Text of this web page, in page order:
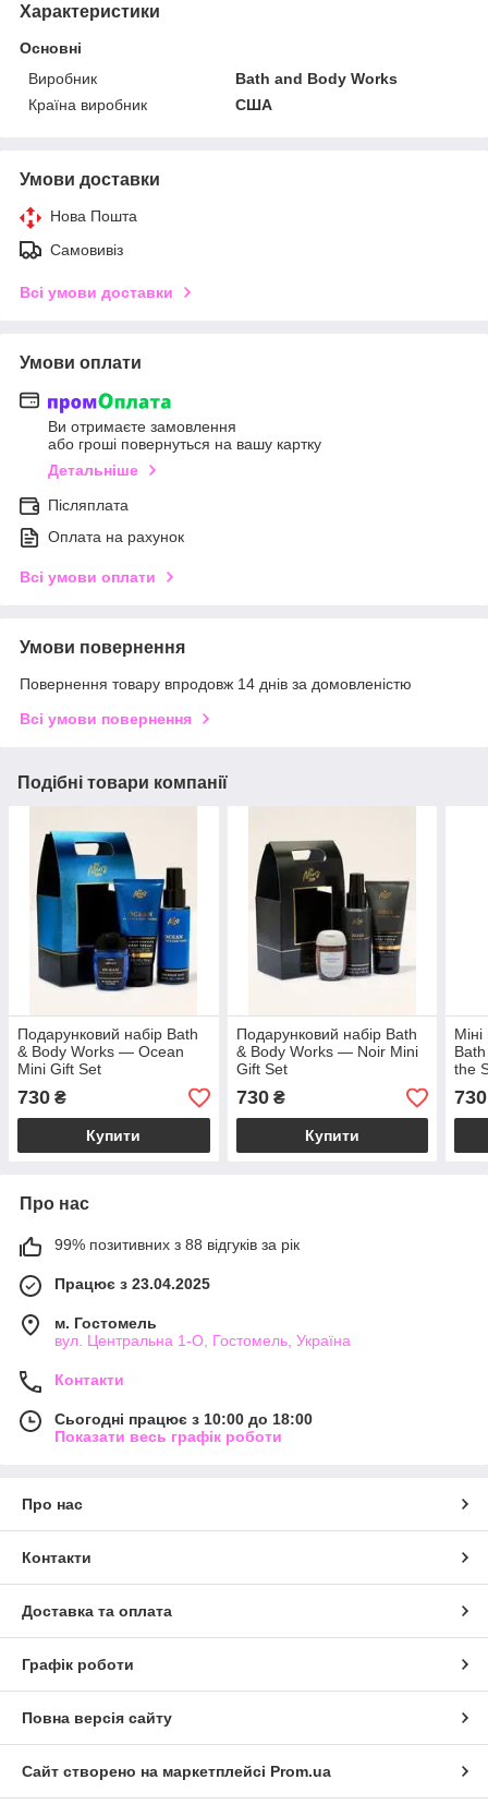
Характеристики
Основні
Виробник
Bath and Body Works
Країна виробник
США
Умови доставки
Нова Пошта
Самовивіз
Всі умови доставки
Умови оплати
Ви отримаєте замовлення
або гроші повернуться на вашу картку
Детальніше
Післяплата
Оплата на рахунок
Всі умови оплати
Умови повернення
Повернення товару впродовж 14 днів за домовленістю
Всі умови повернення
Подібні товари компанії
Подарунковий набір Bath
& Body Works — Ocean
Mini Gift Set
730 ₴
Купити
Подарунковий набір Bath
& Body Works — Noir Mini
Gift Set
730₴
Купити
the
730
Про нас
99% позитивних з 88 відгуків за рік
Працює з 23.04.2025
м. Гостомель
вул. Центральна 1-О, Гостомель, Україна
Контакти
Сьогодні працює з 10:00 до 18:00
Показати весь графік роботи
Про нас
Контакти
Доставка та оплата
Графік роботи
Повна версія сайту
Сайт створено на маркетплейсі Prom.ua